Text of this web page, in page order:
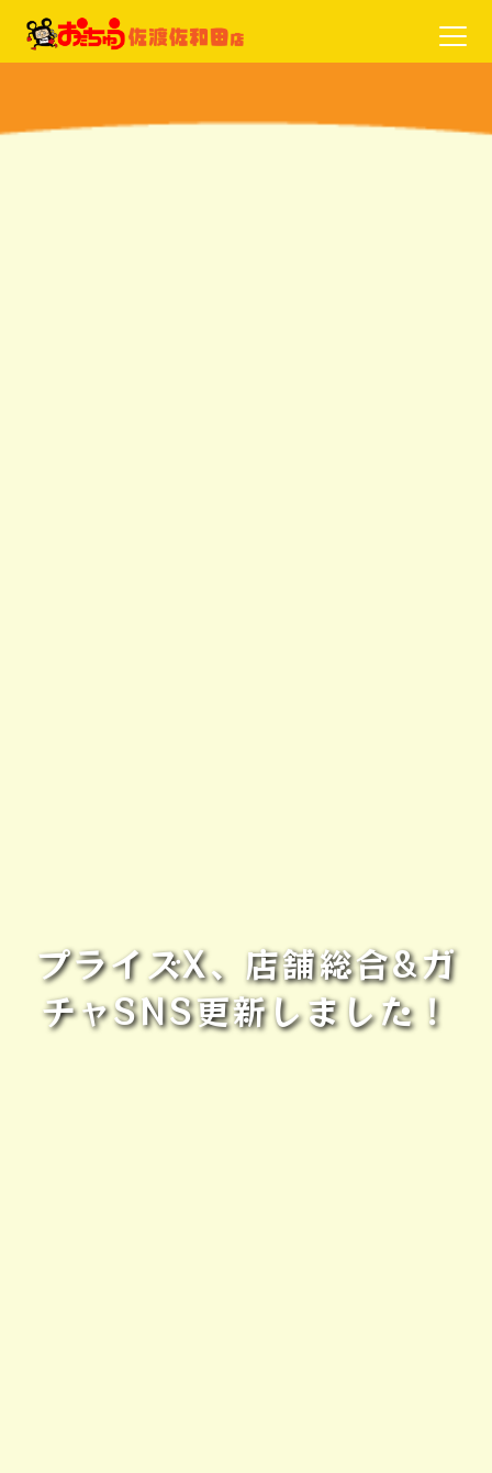
プライズX、店舗総合&ガ
チャSNS更新しました！